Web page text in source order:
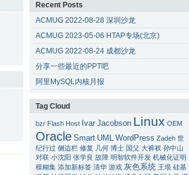
Recent Posts
ACMUG 2022-08-28 深圳沙龙
ACMUG 2023-05-06 HTAP专场(北京)
ACMUG 2022-08-24 成都沙龙
分享一些最近的PPT吧
阿里MySQL内核月报
Tag Cloud
bzr Flash Host Ivar Jacobson Linux OEM
Oracle Smart UML WordPress Zadeh 世
纪行过 侧边栏 修复 几何 博士 国父 大裤衩 孙中山
对联 小沈阳 张学良 故障 明智软件开发 机械化证明
模糊集 添加新标签 清华 游戏 灰色系统 王垠 硅基